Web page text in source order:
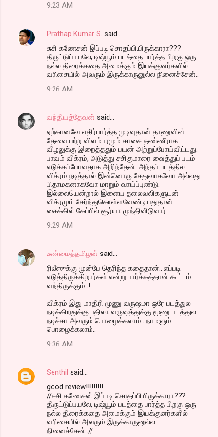
9:23 AM
Prathap Kumar S. said…
சுசி கணேசன் இப்படி சொதப்பியிருக்காரா???
திருட்டுப்பயலே, டிஷ்யூம் படத்தை பார்த்த பிறகு ஒரு
நல்ல திரைக்கதை அமைக்கும் இயக்குனர்களில்
வரிசையில் அவரும் இருக்காருனுல்ல நினைச்சேன்..
9:26 AM
வந்தியத்தேவன் said…
ஏற்கானவே எதிர்பார்த்த முடிவுதான் தாணுவின்
தேவையற்ற விளம்பரமும் காசை தண்ணீராக
விழலுக்கு இறைத்ததும் பயன் அற்றுப்போய்விட்டது.
பாவம் விக்ரம், அடுத்து சசிகுமாரை வைத்துப் படம்
எடுக்கப்போவதாக அறிந்தேன். அந்தப் படத்தில்
விக்ரம் நடித்தால் இன்னொரு சேதுவாகவோ அல்லது
பிதாமகனாகவோ மாறும் வாய்ப்புண்டு.
இல்லையென்றால் இளைய தலைவலிகளுடன்
விக்ரமும் சேர்ந்துகொள்ளவேண்டியதுதான்
சைக்கிள் கேப்பில் சூர்யா முந்திவிடுவார்.
9:29 AM
உண்மைத்தமிழன் said…
ரிலீஸுக்கு முன்பே தெரிந்த கதைதான்.. எப்படி
எடுத்திருக்கிறார்கள் என்று பார்க்கத்தான் கூட்டம்
வந்திருக்கும்..!
விக்ரம் இது மாதிரி மூணு வருஷமா ஒரே படத்துல
நடிக்கிறதுக்கு பதிலா வருஷத்துக்கு மூணு படத்துல
நடிச்சா அவரும் பொழைக்கலாம்.. நாமளும்
பொழைக்கலாம்..
9:36 AM
Senthil said…
good review!!!!!!!!!
//சுசி கணேசன் இப்படி சொதப்பியிருக்காரா???
திருட்டுப்பயலே, டிஷ்யூம் படத்தை பார்த்த பிறகு ஒரு
நல்ல திரைக்கதை அமைக்கும் இயக்குனர்களில்
வரிசையில் அவரும் இருக்காருனுல்ல
நினைச்சேன்..//